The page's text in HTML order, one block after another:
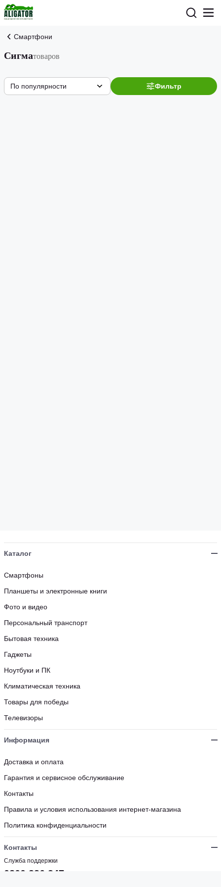
Смартфони
Сигматоваров
Фильтр
По популярности
Каталог
Смартфоны
Планшеты и электронные книги
Фото и видео
Персональный транспорт
Бытовая техника
Гаджеты
Ноутбуки и ПК
Климатическая техника
Товары для победы
Телевизоры
Информация
Доставка и оплата
Гарантия и сервисное обслуживание
Контакты
Правила и условия использования интернет-магазина
Политика конфиденциальности
Контакты
Служба поддержки
0800 336 347